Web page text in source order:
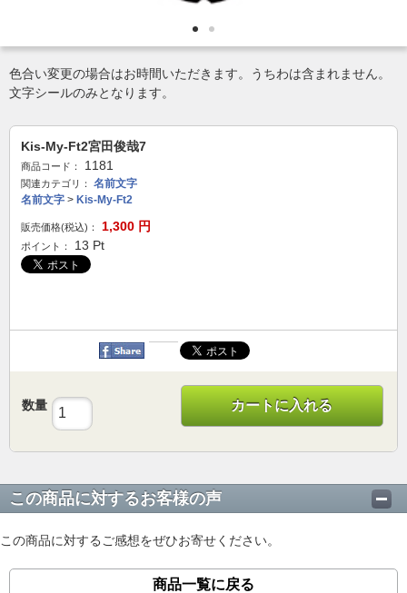
色合い変更の場合はお時間いただきます。うちわは含まれません。
文字シールのみとなります。
Kis-My-Ft2宮田俊哉7
商品コード： 1181
関連カテゴリ：
名前文字
名前文字 > Kis-My-Ft2
販売価格(税込)： 1,300 円
ポイント： 13 Pt
数量 カートに入れる
この商品に対するお客様の声
この商品に対するご感想をぜひお寄せください。
商品一覧に戻る